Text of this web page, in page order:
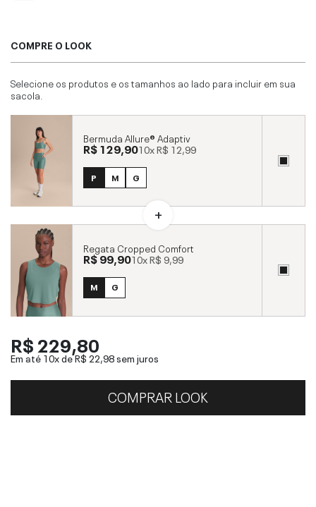
COMPRE O LOOK
Selecione os produtos e os tamanhos ao lado para incluir em sua
sacola.
Bermuda Allure® Adaptiv
R$ 129,9010xR$ 12,99
P M G
Regata Cropped Comfort
R$ 99,9010xR$ 9,99
M G
R$ 229,80
Em até 10x deR$ 22,98sem juros
COMPRAR LOOK